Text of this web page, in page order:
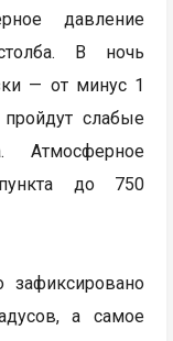
давление
В ночь
— от минус 1
слабые
Атмосферное
до 750
а самое